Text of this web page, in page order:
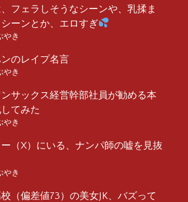
フェラしそうなシーンや、乳揉ま
ーンとか、エロすぎ
やき
のレイプ名言
やき
サックス経営幹部社員が勧める本
てみた
やき
ー（X）にいる、ナンパ師の嘘を見抜
やき
（偏差値73）の美女JK、バズって